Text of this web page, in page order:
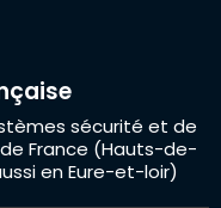
sécurité et de
France (Hauts-de-
en Eure-et-loir)